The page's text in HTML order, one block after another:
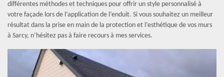
différentes méthodes et techniques pour offrir un style personnalisé à
votre façade lors de l’application de l’enduit. Si vous souhaitez un meilleur
résultat dans la prise en main de la protection et l’esthétique de vos murs
à Sarcy, n’hésitez pas à faire recours à mes services.